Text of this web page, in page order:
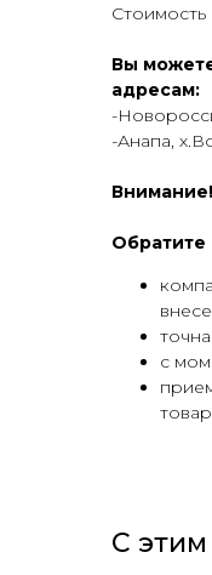
Вы
адресам:
-
-Анапа,
Внимание!
Обратите
с
С